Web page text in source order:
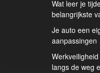
Wat leer je
belangrijkste
Je auto een
aanpassingen
langs de weg